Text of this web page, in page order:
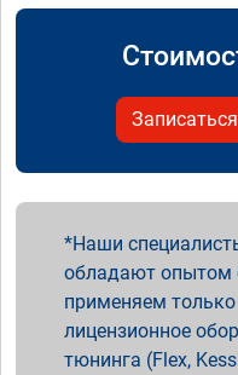
Записаться
Наши
обладают опытом
применяем
лицензионное
тюнинга (Flex,